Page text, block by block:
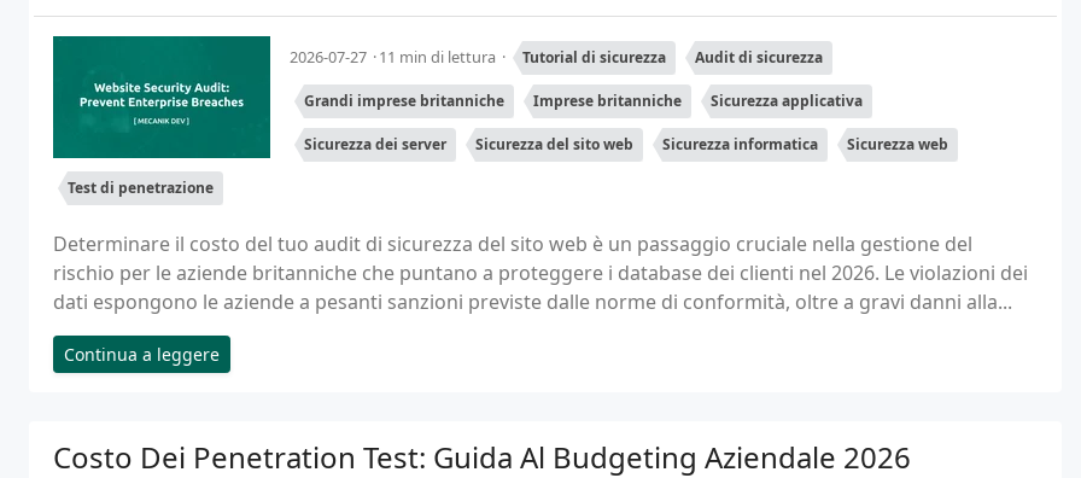
2026-07-27 11 min di lettura Tutorial di sicurezza Audit di sicurezza
Grandi imprese britanniche Imprese britanniche Sicurezza applicativa
Sicurezza dei server Sicurezza del sito web Sicurezza informatica Sicurezza web
Test di penetrazione
Determinare il costo del tuo audit di sicurezza del sito web è un passaggio cruciale nella gestione del
rischio per le aziende britanniche che puntano a proteggere i database dei clienti nel 2026. Le violazioni dei
dati espongono le aziende a pesanti sanzioni previste dalle norme di conformità, oltre a gravi danni alla...
Continua a leggere
Costo Dei Penetration Test: Guida Al Budgeting Aziendale 2026